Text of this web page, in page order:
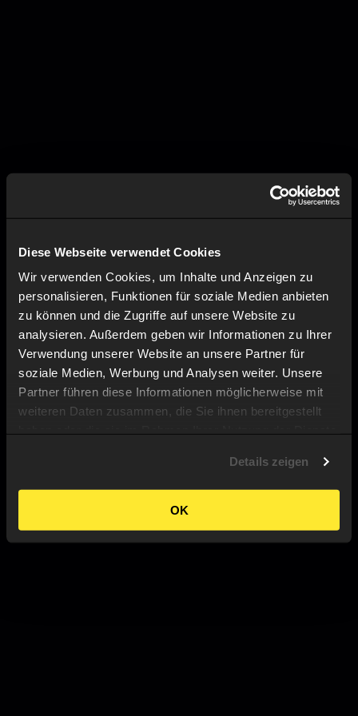
Diese Webseite verwendet Cookies
Wir verwenden Cookies, um Inhalte und Anzeigen zu
personalisieren, Funktionen für soziale Medien anbieten
zu können und die Zugriffe auf unsere Website zu
analysieren. Außerdem geben wir Informationen zu Ihrer
Verwendung unserer Website an unsere Partner für
soziale Medien, Werbung und Analysen weiter. Unsere
Partner führen diese Informationen möglicherweise mit
weiteren Daten zusammen, die Sie ihnen bereitgestellt
Details zeigen
OK